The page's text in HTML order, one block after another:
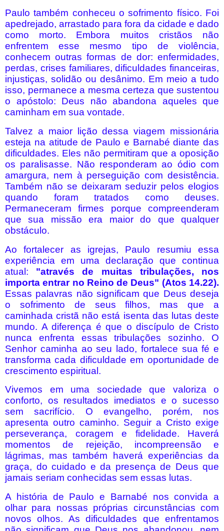
Paulo também conheceu o sofrimento físico. Foi
apedrejado, arrastado para fora da cidade e dado
como morto. Embora muitos cristãos não
enfrentem esse mesmo tipo de violência,
conhecem outras formas de dor: enfermidades,
perdas, crises familiares, dificuldades financeiras,
injustiças, solidão ou desânimo. Em meio a tudo
isso, permanece a mesma certeza que sustentou
o apóstolo: Deus não abandona aqueles que
caminham em sua vontade.
Talvez a maior lição dessa viagem missionária
esteja na atitude de Paulo e Barnabé diante das
dificuldades. Eles não permitiram que a oposição
os paralisasse. Não responderam ao ódio com
amargura, nem à perseguição com desistência.
Também não se deixaram seduzir pelos elogios
quando foram tratados como deuses.
Permaneceram firmes porque compreenderam
que sua missão era maior do que qualquer
obstáculo.
Ao fortalecer as igrejas, Paulo resumiu essa
experiência em uma declaração que continua
atual: "através de muitas tribulações, nos
importa entrar no Reino de Deus" (Atos 14.22).
Essas palavras não significam que Deus deseja
o sofrimento de seus filhos, mas que a
caminhada cristã não está isenta das lutas deste
mundo. A diferença é que o discípulo de Cristo
nunca enfrenta essas tribulações sozinho. O
Senhor caminha ao seu lado, fortalece sua fé e
transforma cada dificuldade em oportunidade de
crescimento espiritual.
Vivemos em uma sociedade que valoriza o
conforto, os resultados imediatos e o sucesso
sem sacrifício. O evangelho, porém, nos
apresenta outro caminho. Seguir a Cristo exige
perseverança, coragem e fidelidade. Haverá
momentos de rejeição, incompreensão e
lágrimas, mas também haverá experiências da
graça, do cuidado e da presença de Deus que
jamais seriam conhecidas sem essas lutas.
A história de Paulo e Barnabé nos convida a
olhar para nossas próprias circunstâncias com
novos olhos. As dificuldades que enfrentamos